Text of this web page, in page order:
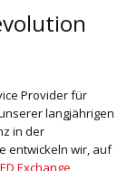
Provider für
langjährigen
in der
entwickeln wir, auf
Exchange,